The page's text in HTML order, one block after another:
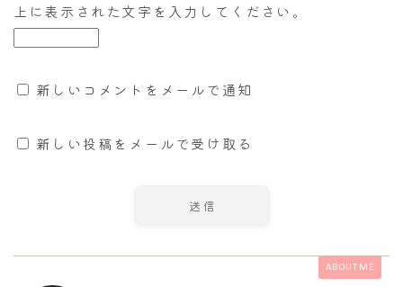
上に表示された文字を入力してください。
新しいコメントをメールで通知
新しい投稿をメールで受け取る
ABOUT ME